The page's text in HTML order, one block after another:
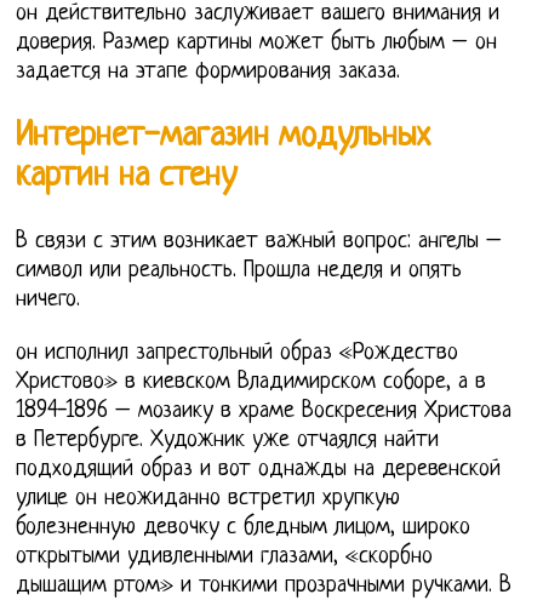
он действительно заслуживает вашего внимания и
доверия. Размер картины может быть любым – он
задается на этапе формирования заказа.
Интернет-магазин модульных
картин на стену
В связи с этим возникает важный вопрос: ангелы –
символ или реальность. Прошла неделя и опять
ничего.
он исполнил запрестольный образ «Рождество
Христово» в киевском Владимирском соборе, а в
1894-1896 – мозаику в храме Воскресения Христова
в Петербурге. Художник уже отчаялся найти
подходящий образ и вот однажды на деревенской
улице он неожиданно встретил хрупкую
болезненную девочку с бледным лицом, широко
открытыми удивленными глазами, «скорбно
дышащим ртом» и тонкими прозрачными ручками. В